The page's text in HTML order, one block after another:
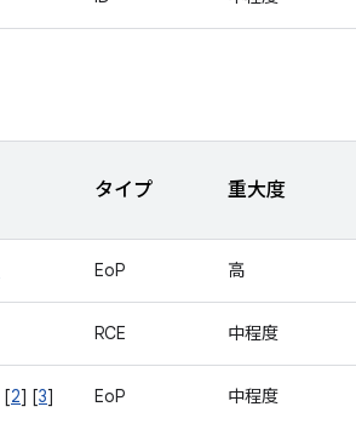
タイプ 重大度
EoP 高
RCE 中程度
[2] [3]
EoP 中程度